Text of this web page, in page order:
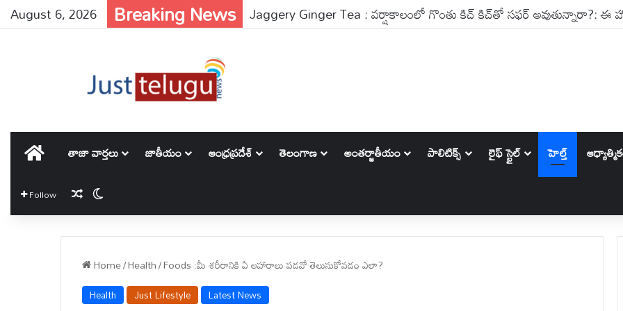
August 6, 2026 Breaking News
తాజా వార్తలు జాతీయం ఆంధ్రప్రదేశ్ తెలంగాణ అంతర్జాతీయం పాలిటిక్స్‌ లైఫ్ స్టైల్ హెల్త్
Follow Random Article
Home/Health/Foods :మీ శరీరానికి ఏ ఆహారాలు పడవో తెలుసుకోవడం ఎలా?
Health Just Lifestyle Latest News